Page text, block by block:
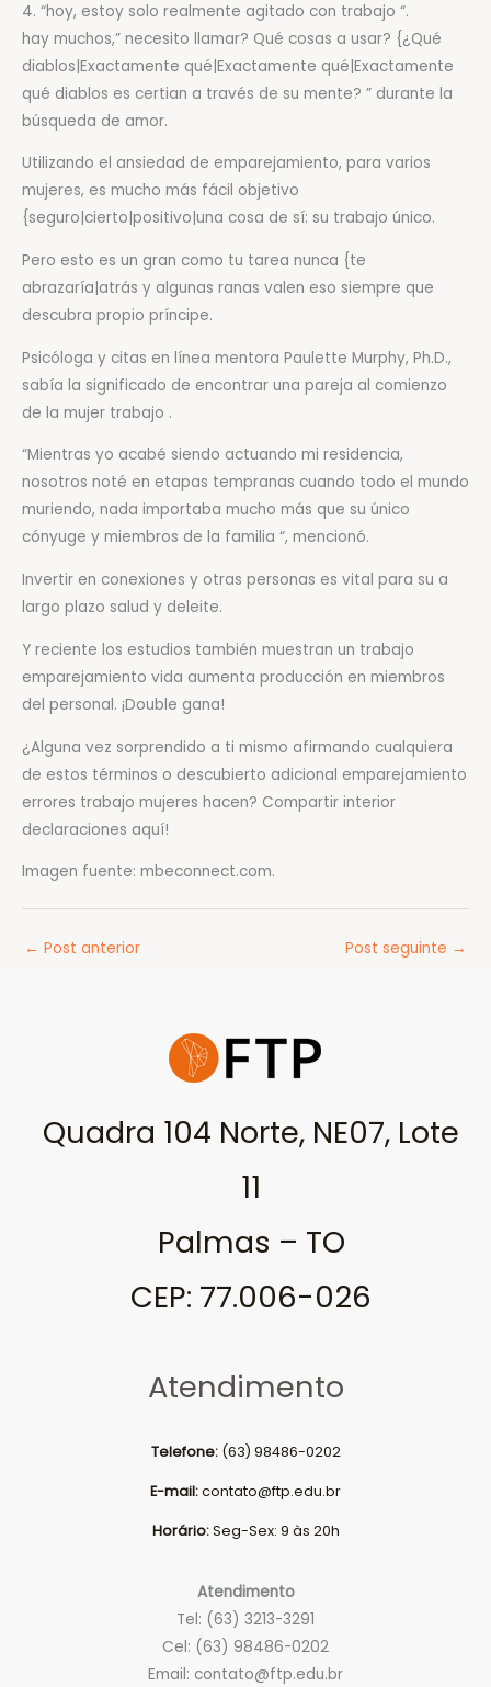
4. “hoy, estoy solo realmente agitado con trabajo “.
hay muchos,” necesito llamar? Qué cosas a usar? {¿Qué
diablos|Exactamente qué|Exactamente qué|Exactamente
qué diablos es certian a través de su mente? ” durante la
búsqueda de amor.
Utilizando el ansiedad de emparejamiento, para varios
mujeres, es mucho más fácil objetivo
{seguro|cierto|positivo|una cosa de sí: su trabajo único.
Pero esto es un gran como tu tarea nunca {te
abrazaría|atrás y algunas ranas valen eso siempre que
descubra propio príncipe.
Psicóloga y citas en línea mentora Paulette Murphy, Ph.D.,
sabía la significado de encontrar una pareja al comienzo
de la mujer trabajo .
“Mientras yo acabé siendo actuando mi residencia,
nosotros noté en etapas tempranas cuando todo el mundo
muriendo, nada importaba mucho más que su único
cónyuge y miembros de la familia “, mencionó.
Invertir en conexiones y otras personas es vital para su a
largo plazo salud y deleite.
Y reciente los estudios también muestran un trabajo
emparejamiento vida aumenta producción en miembros
del personal. ¡Double gana!
¿Alguna vez sorprendido a ti mismo afirmando cualquiera
de estos términos o descubierto adicional emparejamiento
errores trabajo mujeres hacen? Compartir interior
declaraciones aquí!
Imagen fuente: mbeconnect.com.
← Post anterior Post seguinte →
Quadra 104 Norte, NE07, Lote
11
Palmas – TO
CEP: 77.006-026
Atendimento
Telefone: (63) 98486-0202
E-mail:contato@ftp.edu.br
Horário:Seg-Sex: 9 às 20h
Atendimento
Tel: (63) 3213-3291
Cel: (63) 98486-0202
Email: contato@ftp.edu.br